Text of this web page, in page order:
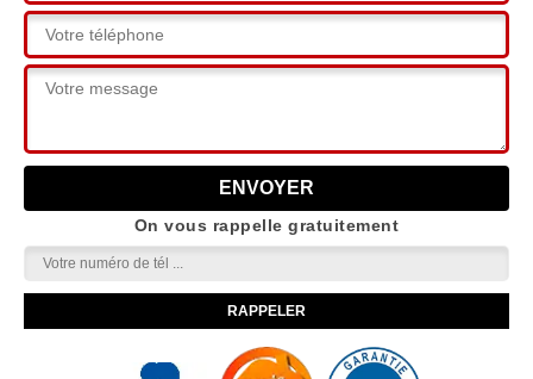
On vous rappelle gratuitement